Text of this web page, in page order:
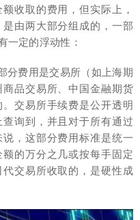
收取的费用，但实际上，
由两大部分组成的，一部
一定的浮动性：
分费用是交易所（如上海期
品交易所、中国金融期货
交易所手续费是公开透明
询到，并且对于所有通过
，这部分费用标准是统一
的万分之几或按每手固定
交易所收取的，是硬性成